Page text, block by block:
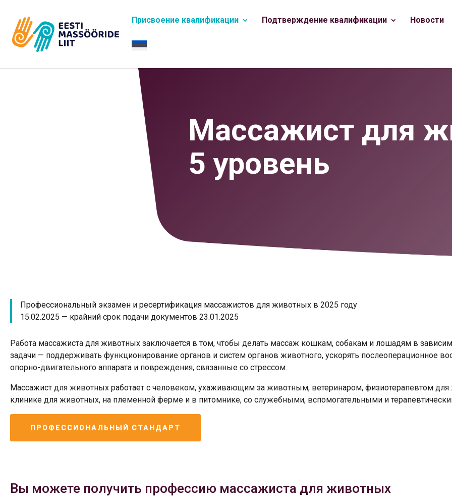
Присвоение квалификации Подтверждение квалификации Новости
Массажист для
5 уровень
Профессиональный экзамен и ресертификация массажистов для животных в 2025 году
15.02.2025 — крайний срок подачи документов 23.01.2025
Работа массажиста для животных заключается в том, чтобы делать массаж кошкам, собакам и лошадям в
задачи — поддерживать функционирование органов и систем органов животного, ускорять послеоперационное
опорно-двигательного аппарата и повреждения, связанные со стрессом.
Массажист для животных работает с человеком, ухаживающим за животным, ветеринаром, физиотерапевтом для
клинике для животных, на племенной ферме и в питомнике, со служебными, вспомогательными и
ПРОФЕССИОНАЛЬНЫЙ СТАНДАРТ
Вы можете получить профессию массажиста для животных